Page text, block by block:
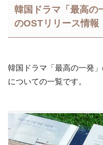
韓国ドラマ「最高の
のOSTリリース情報
韓国ドラマ「最高の一発
についての一覧です。